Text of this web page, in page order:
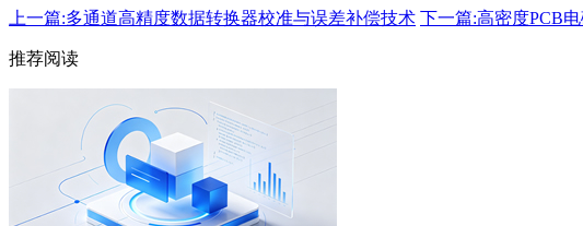
上一篇:多通道高精度数据转换器校准与误差补偿技术 下一篇:高密度PCB
推荐阅读